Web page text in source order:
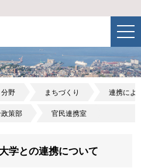
分野 まちづくり 連携によ
策部 官民連携室
学との連携について